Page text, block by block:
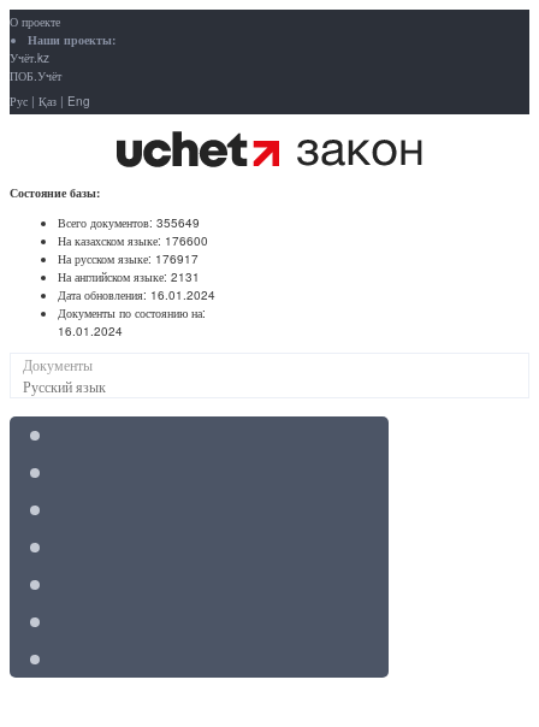
О проекте
Наши проекты:
Учёт.kz
ПОБ.Учёт
Рус | Қаз | Eng
Состояние базы:
Всего документов: 355649
На казахском языке: 176600
На русском языке: 176917
На английском языке: 2131
Дата обновления: 16.01.2024
Документы по состоянию на:
16.01.2024
Документы
Русский язык